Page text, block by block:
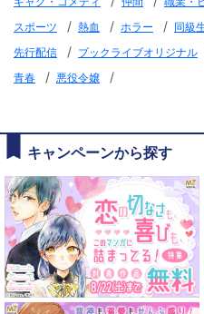
スポーツ / 熱血 / ホラー / 同級
先行配信 / ブックライブオリジナル
青春 / 悪役令嬢
/
キャンペーンから探す